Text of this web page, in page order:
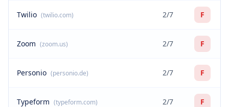
Twilio (twilio.com) 2/7 F
Zoom (zoom.us) 2/7 F
Personio (personio.de) 2/7 F
Typeform (typeform.com) 2/7 F